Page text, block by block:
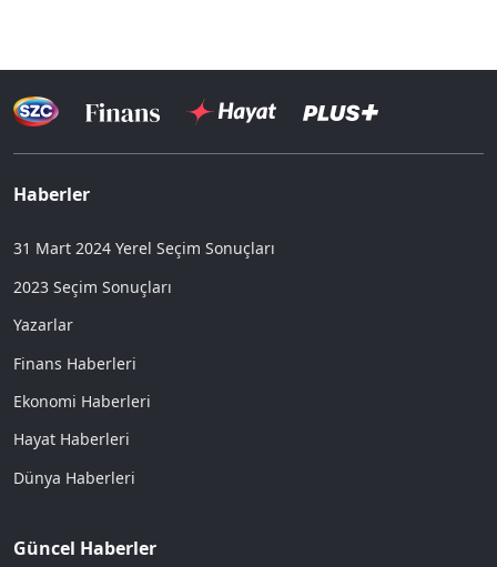
Haberler
31 Mart 2024 Yerel Seçim Sonuçları
2023 Seçim Sonuçları
Yazarlar
Finans Haberleri
Ekonomi Haberleri
Hayat Haberleri
Dünya Haberleri
Güncel Haberler